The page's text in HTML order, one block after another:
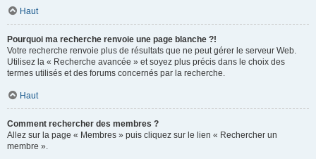
Haut
Pourquoi ma recherche renvoie une page blanche ?!
Votre recherche renvoie plus de résultats que ne peut gérer le serveur Web.
Utilisez la « Recherche avancée » et soyez plus précis dans le choix des
termes utilisés et des forums concernés par la recherche.
Haut
Comment rechercher des membres ?
Allez sur la page « Membres » puis cliquez sur le lien « Rechercher un
membre ».